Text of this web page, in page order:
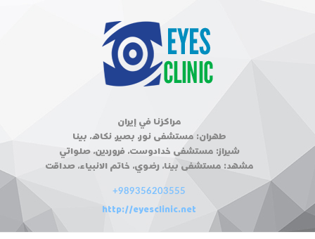
مراكزنا في إيران
طهران: مستشفى نور، بصير، نكاه، بينا
شيراز: مستشفى خدادوست، فروردين، صلواتي
مشهد: مستشفى بينا، رضوي، خاتم الانبياء، صداقت
+989356203555
http://eyesclinic.net